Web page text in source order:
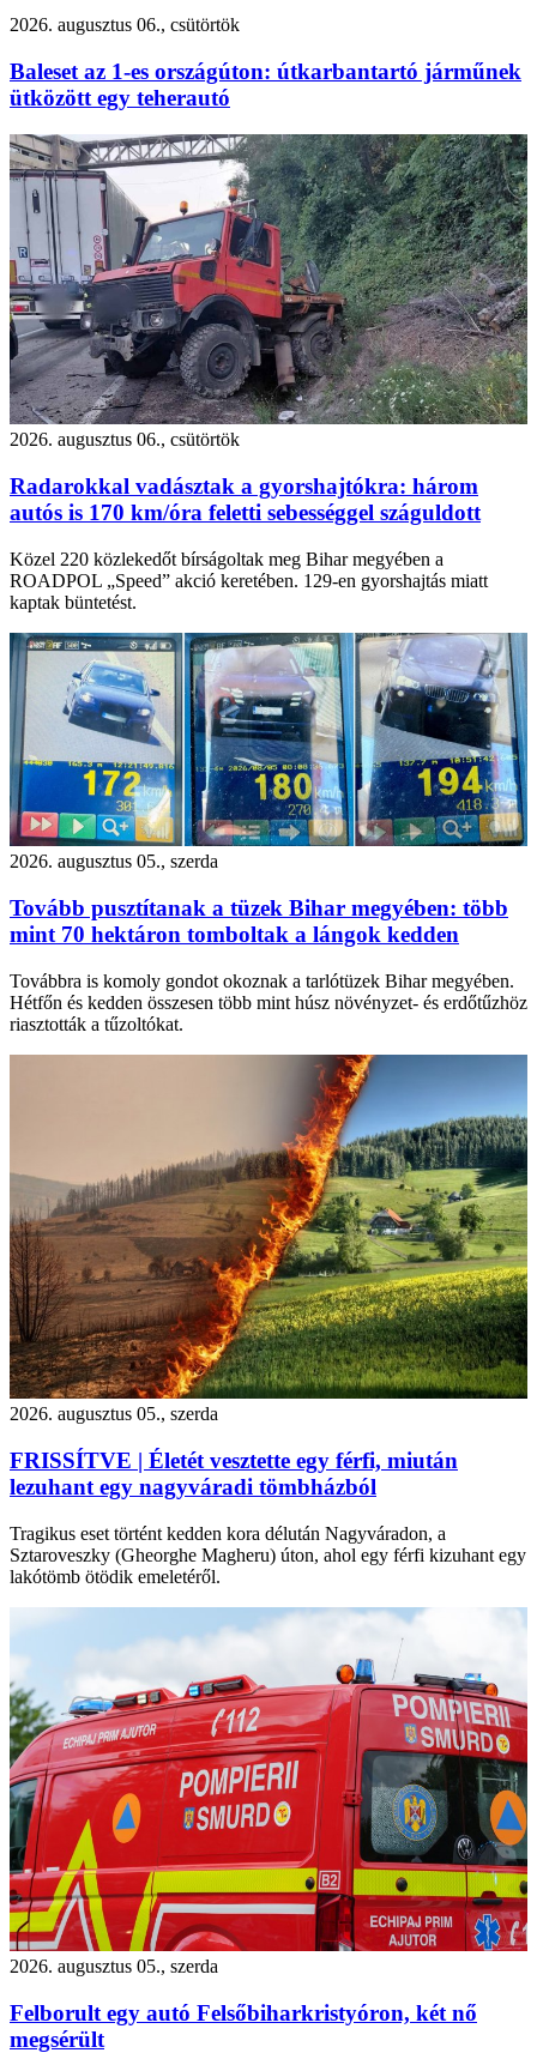
2026. augusztus 06., csütörtök
Baleset az 1-es országúton: útkarbantartó járműnek
ütközött egy teherautó
2026. augusztus 06., csütörtök
Radarokkal vadásztak a gyorshajtókra: három
autós is 170 km/óra feletti sebességgel száguldott
Közel 220 közlekedőt bírságoltak meg Bihar megyében a
ROADPOL „Speed” akció keretében. 129-en gyorshajtás miatt
kaptak büntetést.
2026. augusztus 05., szerda
Tovább pusztítanak a tüzek Bihar megyében: több
mint 70 hektáron tomboltak a lángok kedden
Továbbra is komoly gondot okoznak a tarlótüzek Bihar megyében.
Hétfőn és kedden összesen több mint húsz növényzet- és erdőtűzhöz
riasztották a tűzoltókat.
2026. augusztus 05., szerda
FRISSÍTVE | Életét vesztette egy férfi, miután
lezuhant egy nagyváradi tömbházból
Tragikus eset történt kedden kora délután Nagyváradon, a
Sztaroveszky (Gheorghe Magheru) úton, ahol egy férfi kizuhant egy
lakótömb ötödik emeletéről.
2026. augusztus 05., szerda
Felborult egy autó Felsőbiharkristyóron, két nő
megsérült